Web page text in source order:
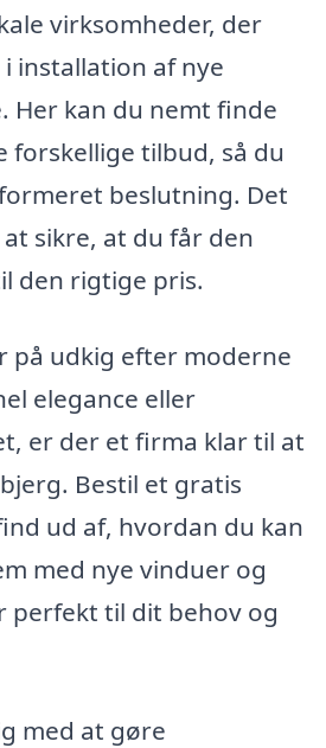
virksomheder, der
installation af nye
Her kan du nemt finde
forskellige tilbud, så du
beslutning. Det
sikre, at du får den
den rigtige pris.
på udkig efter moderne
elegance eller
er der et firma klar til at
Bestil et gratis
ud af, hvordan du kan
med nye vinduer og
perfekt til dit behov og
med at gøre